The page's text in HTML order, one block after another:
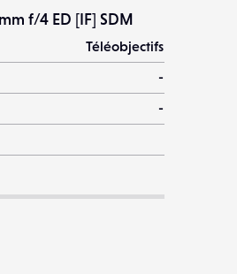
f/4 ED [IF] SDM
Téléobjectifs
-
-